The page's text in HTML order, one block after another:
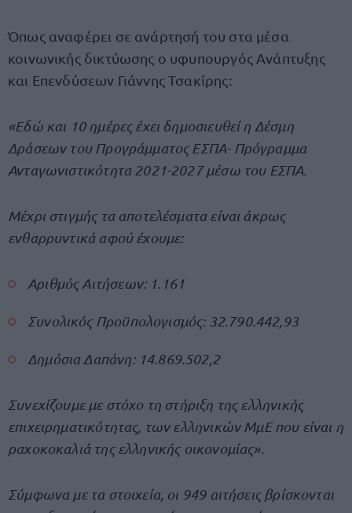
Όπως αναφέρει σε ανάρτησή του στα μέσα
κοινωνικής δικτύωσης ο υφυπουργός Ανάπτυξης
και Επενδύσεων Γιάννης Τσακίρης:
«Εδώ και 10 ημέρες έχει δημοσιευθεί η Δέσμη
Δράσεων του Προγράμματος ΕΣΠΑ- Πρόγραμμα
Ανταγωνιστικότητα 2021-2027 μέσω του ΕΣΠΑ.
Μέχρι στιγμής τα αποτελέσματα είναι άκρως
ενθαρρυντικά αφού έχουμε:
Αριθμός Αιτήσεων: 1.161
Συνολικός Προϋπολογισμός: 32.790.442,93
Δημόσια Δαπάνη: 14.869.502,2
Συνεχίζουμε με στόχο τη στήριξη της ελληνικής
επιχειρηματικότητας, των ελληνικών ΜμΕ που είναι η
ραχοκοκαλιά της ελληνικής οικονομίας».
Σύμφωνα με τα στοιχεία, οι 949 αιτήσεις βρίσκονται